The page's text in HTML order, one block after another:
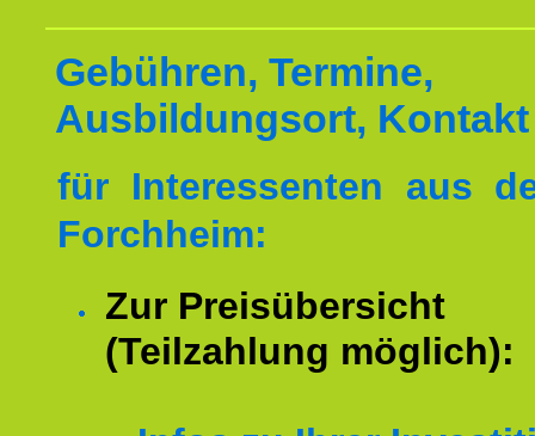
Gebühren, Termine,
Ausbildungsort, Kontakt
für Interessenten aus
Forchheim:
Zur Preisübersicht
(Teilzahlung möglich):